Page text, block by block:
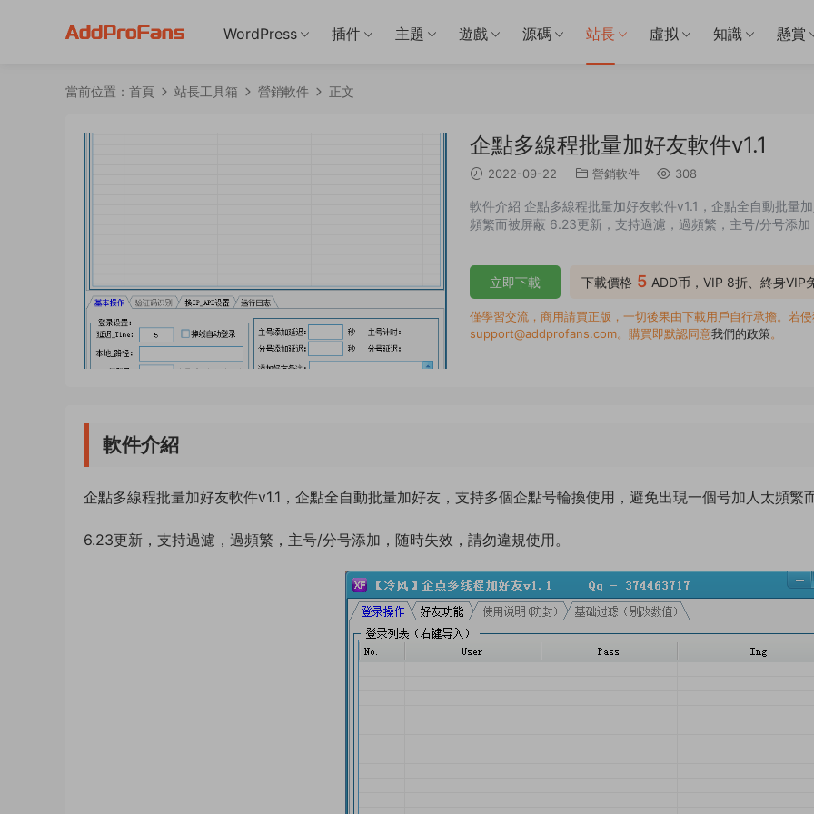
WordPress 插件 主題 遊戲 源碼 站長 虛拟 知識 懸賞
當前位置： 首頁 站長工具箱 營銷軟件 正文
企點多線程批量加好友軟件v1.1
2022-09-22 營銷軟件 308
軟件介紹 企點多線程批量加好友軟件v1.1，企點全自動批量
頻繁而被屏蔽 6.23更新，支持過濾，過頻繁，主号/分号添
下載價格 5 ADD币，VIP 8折、終身VIP
立即下載
僅學習交流，商用請買正版，一切後果由下載用戶自行承擔。若
support@addprofans.com。購買即默認同意我們的政策。
軟件介紹
企點多線程批量加好友軟件v1.1，企點全自動批量加好友，支持多個企點号輪換使用，避免出現一個号加人太頻繁
6.23更新，支持過濾，過頻繁，主号/分号添加，随時失效，請勿違規使用。